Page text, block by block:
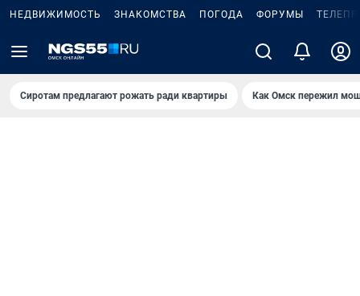
НЕДВИЖИМОСТЬ ЗНАКОМСТВА ПОГОДА ФОРУМЫ
Сиротам предлагают рожать ради квартиры Как Омск пережил